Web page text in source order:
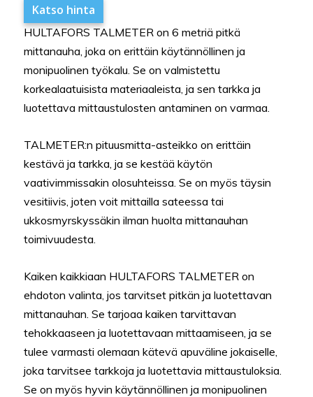
Katso hinta
HULTAFORS TALMETER on 6 metriä pitkä
mittanauha, joka on erittäin käytännöllinen ja
monipuolinen työkalu. Se on valmistettu
korkealaatuisista materiaaleista, ja sen tarkka ja
luotettava mittaustulosten antaminen on varmaa.
TALMETER:n pituusmitta-asteikko on erittäin
kestävä ja tarkka, ja se kestää käytön
vaativimmissakin olosuhteissa. Se on myös täysin
vesitiivis, joten voit mittailla sateessa tai
ukkosmyrskyssäkin ilman huolta mittanauhan
toimivuudesta.
Kaiken kaikkiaan HULTAFORS TALMETER on
ehdoton valinta, jos tarvitset pitkän ja luotettavan
mittanauhan. Se tarjoaa kaiken tarvittavan
tehokkaaseen ja luotettavaan mittaamiseen, ja se
tulee varmasti olemaan kätevä apuväline jokaiselle,
joka tarvitsee tarkkoja ja luotettavia mittaustuloksia.
Se on myös hyvin käytännöllinen ja monipuolinen